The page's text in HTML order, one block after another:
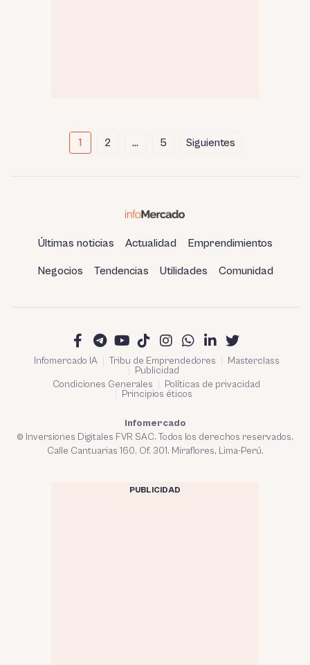
1 2 … 5 Siguientes
Últimas noticias Actualidad Emprendimientos
Negocios Tendencias Utilidades Comunidad
Infomercado IA Tribu de Emprendedores
Masterclass
Publicidad
Condiciones Generales
Políticas de privacidad
Principios éticos
Infomercado
© Inversiones Digitales FVR SAC. Todos los derechos reservados.
Calle Cantuarias 160. Of. 301. Miraflores, Lima-Perú.
PUBLICIDAD